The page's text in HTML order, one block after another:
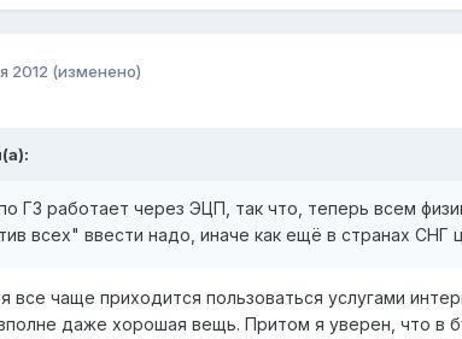
2012 (изменено)
ГЗ работает через ЭЦП, так что, теперь всем
всех" ввести надо, иначе как ещё в странах СНГ
все чаще приходится пользоваться услугами
даже хорошая вещь. Притом я уверен, что